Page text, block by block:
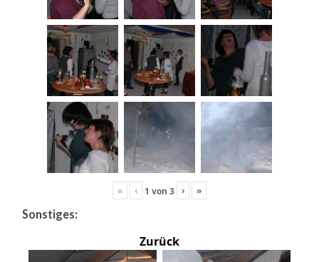
« ‹ 1 von 3 › »
Sonstiges:
Zurück